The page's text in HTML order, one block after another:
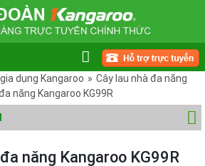
dụng Kangaroo » Cây lau nhà đa năng
năng Kangaroo KG99R
năng Kangaroo KG99R